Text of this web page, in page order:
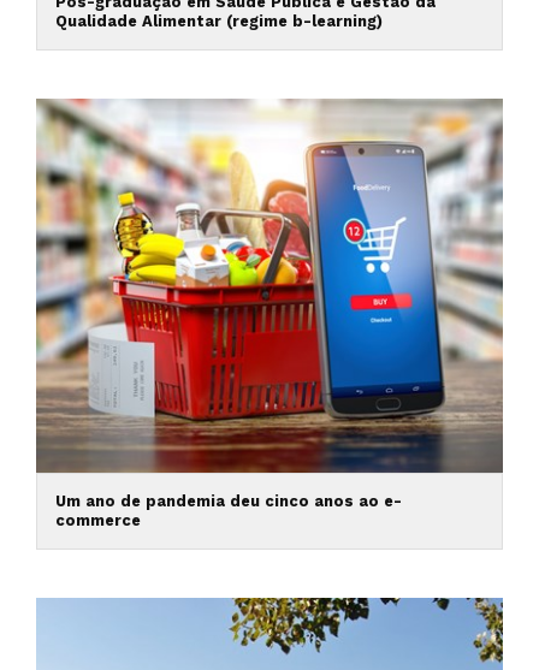
Qualidade Alimentar (regime b-learning)
Um ano de pandemia deu cinco anos ao e-
commerce